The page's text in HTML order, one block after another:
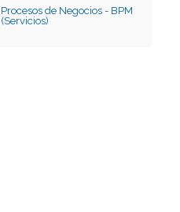
Procesos de Negocios - BPM
(Servicios)